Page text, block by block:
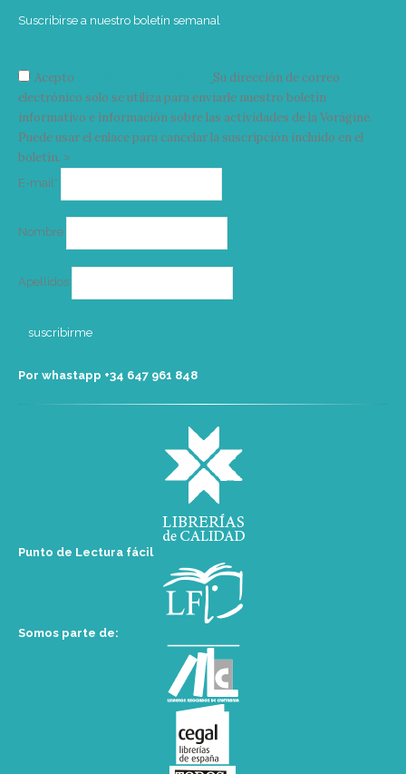
Suscribirse a nuestro boletín semanal
Acepto
Su dirección de correo
electrónico solo se utiliza para enviarle nuestro boletín
informativo e información sobre las actividades de la Vorágine.
Puede usar el enlace para cancelar la suscripción incluido en el
boletín. >
E-mail*
Nombre
Apellidos
Por whastapp +34 ‭647 961 848‬
Punto de Lectura fácil
Somos parte de: